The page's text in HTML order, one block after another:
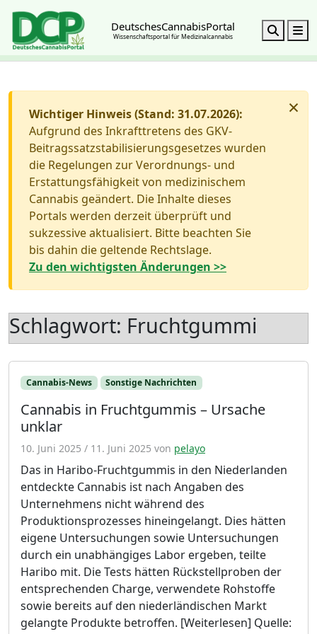
DeutschesCannabisPortal
Wissenschaftsportal für Medizinalcannabis Search
×
Wichtiger Hinweis (Stand: 31.07.2026):
Aufgrund des Inkrafttretens des GKV-
Beitragssatzstabilisierungsgesetzes wurden
die Regelungen zur Verordnungs- und
Erstattungsfähigkeit von medizinischem
Cannabis geändert. Die Inhalte dieses
Portals werden derzeit überprüft und
sukzessive aktualisiert. Bitte beachten Sie
bis dahin die geltende Rechtslage.
Zu den wichtigsten Änderungen >>
Schlagwort: Fruchtgummi
Cannabis-News Sonstige Nachrichten
Cannabis in Fruchtgummis – Ursache
unklar
10. Juni 2025 / 11. Juni 2025 von pelayo
Das in Haribo-Fruchtgummis in den Niederlanden
entdeckte Cannabis ist nach Angaben des
Unternehmens nicht während des
Produktionsprozesses hineingelangt. Dies hätten
eigene Untersuchungen sowie Untersuchungen
durch ein unabhängiges Labor ergeben, teilte
Haribo mit. Die Tests hätten Rückstellproben der
entsprechenden Charge, verwendete Rohstoffe
sowie bereits auf den niederländischen Markt
gelangte Produkte betroffen. [Weiterlesen] Quelle: